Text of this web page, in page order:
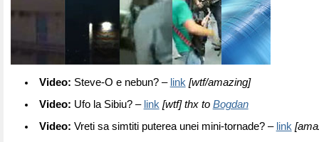
Video: Steve-O e nebun? – link [wtf/amazing]
Video: Ufo la Sibiu? – link [wtf] thx to Bogdan
Video: Vreti sa simtiti puterea unei mini-tornade? – link